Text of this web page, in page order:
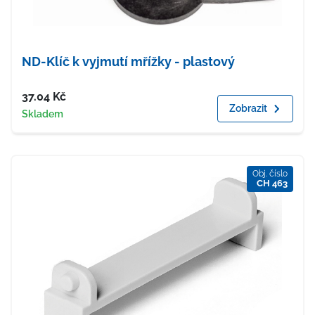
ND-Klíč k vyjmutí mřížky - plastový
Cena
37.04 Kč
Dostupnost
Skladem Zobrazit
Obj. číslo
CH 463